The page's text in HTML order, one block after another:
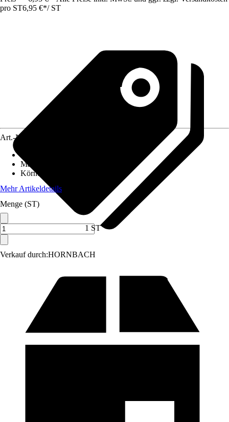
pro ST6,95 €*/ ST
Verkauf durch:HORNBACH
Art.-Nr.
Maße
Körnung
Mehr Artikeldetails
Menge (ST)
1 ST